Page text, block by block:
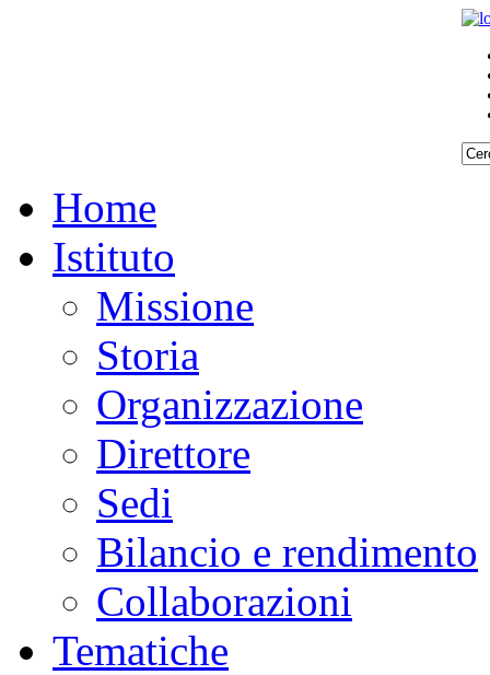
Home
Istituto
Missione
Storia
Organizzazione
Direttore
Sedi
Bilancio e rendimento
Collaborazioni
Tematiche